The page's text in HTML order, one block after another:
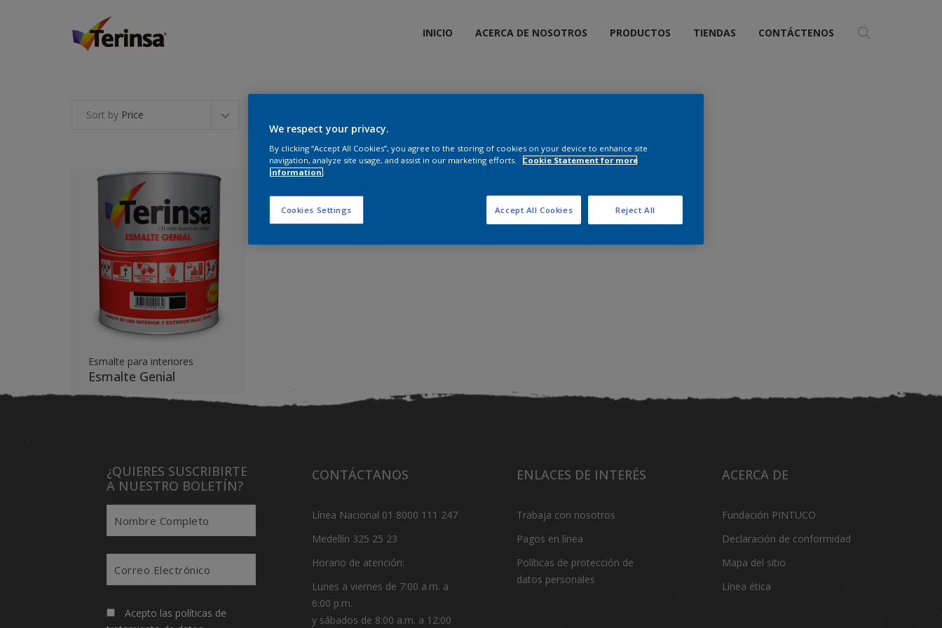
INICIO ACERCA DE NOSOTROS PRODUCTOS TIENDAS CONTÁCTENOS
Sort by Price
Esmalte para interiores
Esmalte Genial
¿QUIERES SUSCRIBIRTE
A NUESTRO BOLETÍN?
Acepto las políticas de
CONTÁCTANOS
Línea Nacional 01 8000 111 247
Medellín 325 25 23
Horario de atención:
Lunes a viernes de 7:00 a.m. a
6:00 p.m.
y sábados de 8:00 a.m. a 12:00
ENLACES DE INTERÉS
Trabaja con nosotros
Pagos en línea
Políticas de protección de
datos personales
ACERCA DE
Fundación PINTUCO
Declaración de conformidad
Mapa del sitio
Línea ética
We respect your privacy.
By clicking “Accept All Cookies”, you agree to the storing of cookies on your device to enhance site
navigation, analyze site usage, and assist in our marketing efforts.
Cookie Statement for more
information.
Cookies Settings Reject All
Accept All Cookies